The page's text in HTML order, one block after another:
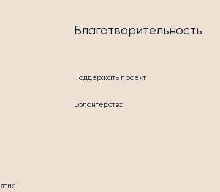
Благотворительность
Поддержать проект
Волонтерство